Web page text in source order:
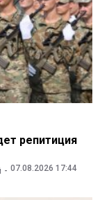
репитиция
07.08.2026 17:44